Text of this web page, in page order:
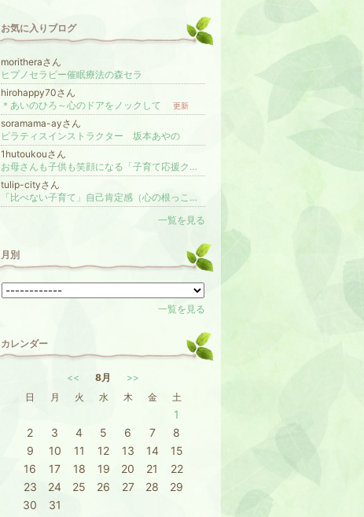
お気に入りブログ
moritheraさん
ヒプノセラピー催眠療法の森セラ
hirohappy70さん
＊あいのひろ～心のドアをノックして
更新
soramama-ayさん
ピラティスインストラクター 坂本あやの
1hutoukouさん
お母さんも子供も笑顔になる「子育て応援クラブ」
tulip-cityさん
「比べない子育て」自己肯定感（心の根っこ）を育む子育てを伝えています
一覧を見る
月別
一覧を見る
カレンダー
<< 8月
>>
日
月 火 水 木 金 土
1
2
3 4 5 6 7
8
9
10 11 12 13 14
15
16
17 18 19 20 21
22
23
24 25 26 27 28
29
30
31